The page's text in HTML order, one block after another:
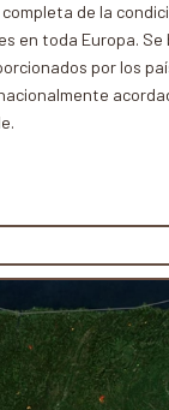
de la
en toda Europa. Se
por los